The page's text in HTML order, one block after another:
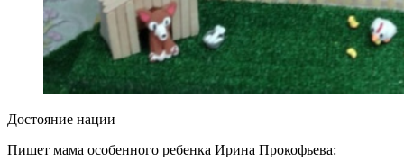
Достояние нации
Пишет мама особенного ребенка Ирина Прокофьева: